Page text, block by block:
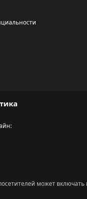
может включать